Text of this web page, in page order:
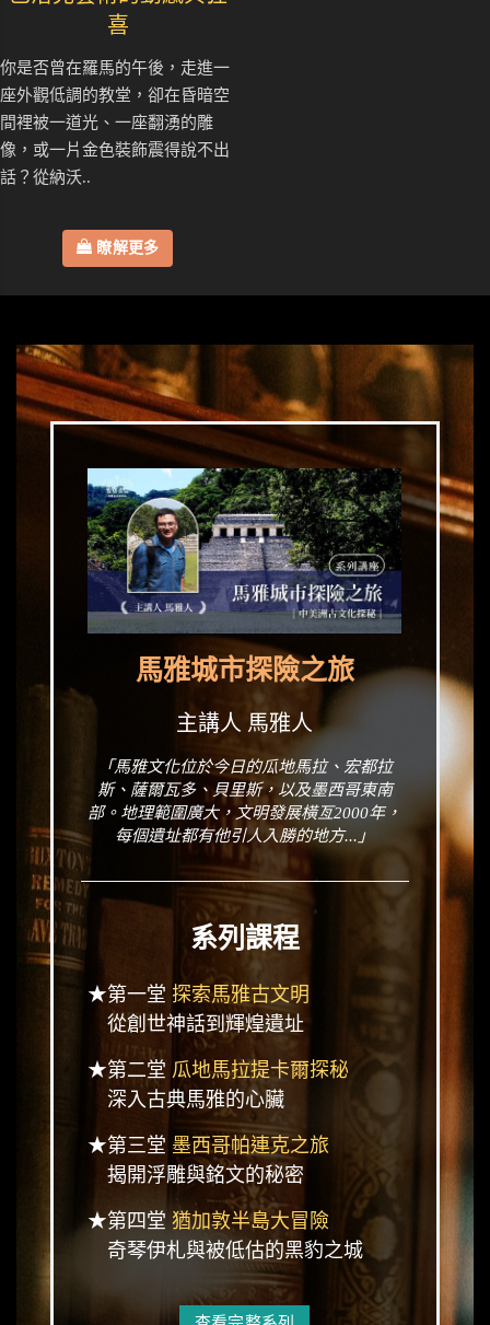
喜
你是否曾在羅馬的午後，走進一
座外觀低調的教堂，卻在昏暗空
間裡被一道光、一座翻湧的雕
像，或一片金色裝飾震得說不出
話？從納沃..
瞭解更多
馬雅城市探險之旅
主講人 馬雅人
「馬雅文化位於今日的瓜地馬拉、宏都拉
斯、薩爾瓦多、貝里斯，以及墨西哥東南
部。地理範圍廣大，文明發展橫亙2000年，
每個遺址都有他引人入勝的地方...」
系列課程
★第一堂 探索馬雅古文明
從創世神話到輝煌遺址
★第二堂 瓜地馬拉提卡爾探秘
深入古典馬雅的心臟
★第三堂 墨西哥帕連克之旅
揭開浮雕與銘文的秘密
★第四堂 猶加敦半島大冒險
奇琴伊札與被低估的黑豹之城